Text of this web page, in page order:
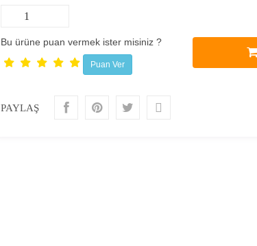
Bu ürüne puan vermek ister misiniz ?
PAYLAŞ